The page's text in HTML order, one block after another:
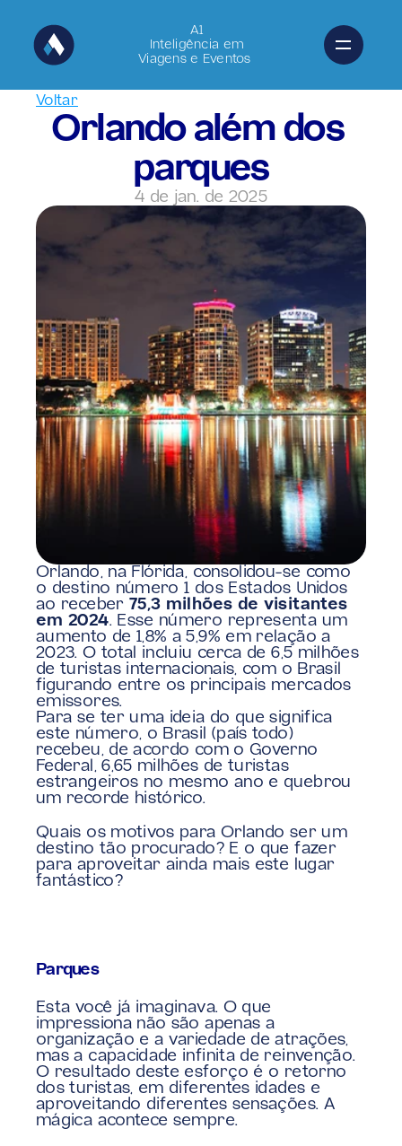
A1
Inteligência em
Viagens e Eventos
Voltar
Orlando além dos
parques
4 de jan. de 2025
Orlando, na Flórida, consolidou-se como
o destino número 1 dos Estados Unidos
ao receber 75,3 milhões de visitantes
em 2024. Esse número representa um
aumento de 1,8% a 5,9% em relação a
2023. O total incluiu cerca de 6,5 milhões
de turistas internacionais, com o Brasil
figurando entre os principais mercados
emissores.
Para se ter uma ideia do que significa
este número, o Brasil (país todo)
recebeu, de acordo com o Governo
Federal, 6,65 milhões de turistas
estrangeiros no mesmo ano e quebrou
um recorde histórico.
Quais os motivos para Orlando ser um
destino tão procurado? E o que fazer
para aproveitar ainda mais este lugar
fantástico?
Parques
Esta você já imaginava. O que
impressiona não são apenas a
organização e a variedade de atrações,
mas a capacidade infinita de reinvenção.
O resultado deste esforço é o retorno
dos turistas, em diferentes idades e
aproveitando diferentes sensações. A
mágica acontece sempre.